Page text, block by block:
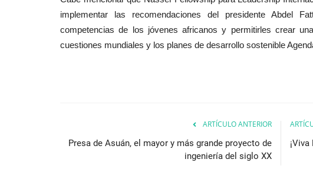
implementar las recomendaciones del presidente Abdel
competencias de los jóvenes africanos y permitirles crear
cuestiones mundiales y los planes de desarrollo sostenible
ARTÍCULO ANTERIOR
Presa de Asuán, el mayor y más grande proyecto de
ingeniería del siglo XX